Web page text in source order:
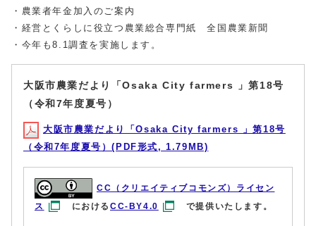
・農業者年金加入のご案内
・経営とくらしに役立つ農業総合専門紙 全国農業新聞
・今年も8.1調査を実施します。
大阪市農業だより「Osaka City farmers 」第18号
（令和7年度夏号）
大阪市農業だより「Osaka City farmers 」第18号
（令和7年度夏号）(PDF形式, 1.79MB)
CC（クリエイティブコモンズ）ライセン
ス
におけるCC-BY4.0 で提供いたします。